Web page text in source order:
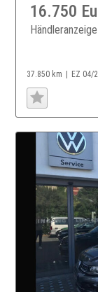
16.750
Händleranzeige
37.850 km EZ 04/